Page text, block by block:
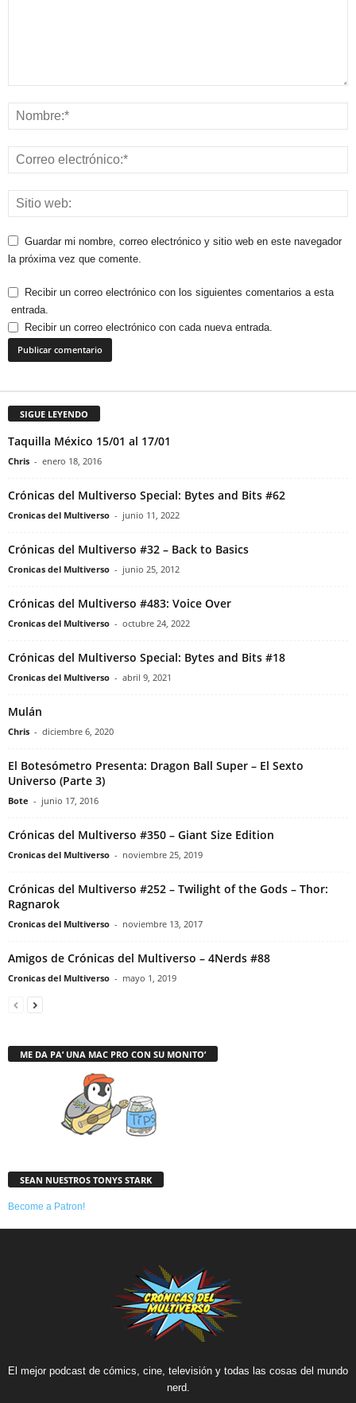
Guardar mi nombre, correo electrónico y sitio web en este navegador
la próxima vez que comente.
Recibir un correo electrónico con los siguientes comentarios a esta
entrada.
Recibir un correo electrónico con cada nueva entrada.
SIGUE LEYENDO
Taquilla México 15/01 al 17/01
Chris - enero 18, 2016
Crónicas del Multiverso Special: Bytes and Bits #62
Cronicas del Multiverso - junio 11, 2022
Crónicas del Multiverso #32 – Back to Basics
Cronicas del Multiverso - junio 25, 2012
Crónicas del Multiverso #483: Voice Over
Cronicas del Multiverso - octubre 24, 2022
Crónicas del Multiverso Special: Bytes and Bits #18
Cronicas del Multiverso - abril 9, 2021
Mulán
Chris - diciembre 6, 2020
El Botesómetro Presenta: Dragon Ball Super – El Sexto
Universo (Parte 3)
Bote - junio 17, 2016
Crónicas del Multiverso #350 – Giant Size Edition
Cronicas del Multiverso - noviembre 25, 2019
Crónicas del Multiverso #252 – Twilight of the Gods – Thor:
Ragnarok
Cronicas del Multiverso - noviembre 13, 2017
Amigos de Crónicas del Multiverso – 4Nerds #88
Cronicas del Multiverso - mayo 1, 2019
ME DA PA’ UNA MAC PRO CON SU MONITO’
SEAN NUESTROS TONYS STARK
Become a Patron!
El mejor podcast de cómics, cine, televisión y todas las cosas del mundo
nerd.